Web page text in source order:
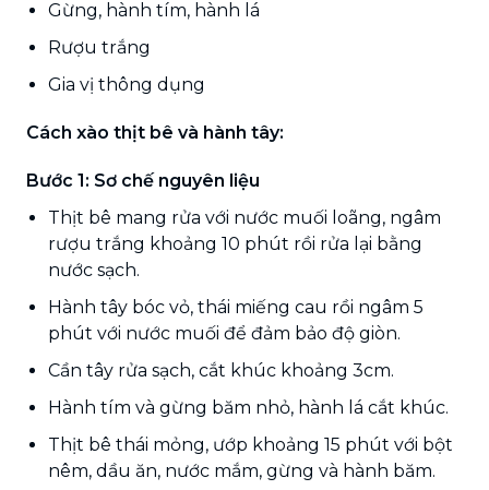
Gừng, hành tím, hành lá
Rượu trắng
Gia vị thông dụng
Cách xào thịt bê và hành tây:
Bước 1: Sơ chế nguyên liệu
Thịt bê mang rửa với nước muối loãng, ngâm
rượu trắng khoảng 10 phút rồi rửa lại bằng
nước sạch.
Hành tây bóc vỏ, thái miếng cau rồi ngâm 5
phút với nước muối để đảm bảo độ giòn.
Cần tây rửa sạch, cắt khúc khoảng 3cm.
Hành tím và gừng băm nhỏ, hành lá cắt khúc.
Thịt bê thái mỏng, ướp khoảng 15 phút với bột
nêm, dầu ăn, nước mắm, gừng và hành băm.